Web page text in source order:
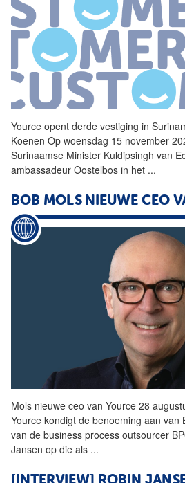
Yource opent derde vestiging in
Koenen Op woensdag 15 november
Surinaamse Minister Kuldipsingh van
ambassadeur Oostelbos in het ...
BOB MOLS NIEUWE CEO
Mols nieuwe ceo van Yource 28
Yource kondigt de benoeming aan van
van de business process outsourcer
Jansen op die als ...